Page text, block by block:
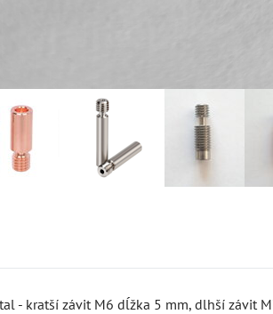
- kratší závit M6 dĺžka 5 mm, dlhší závit